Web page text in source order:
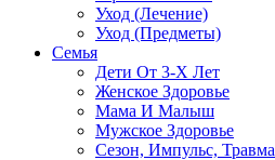
Уход (Лечение)
Уход (Предметы)
Семья
Дети От 3-Х Лет
Женское Здоровье
Мама И Малыш
Мужское Здоровье
Сезон, Импульс, Травма